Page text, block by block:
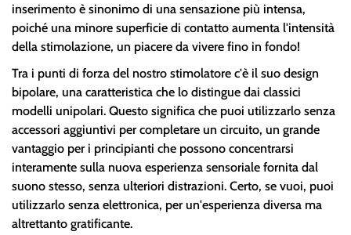
inserimento è sinonimo di una sensazione più intensa,
poiché una minore superficie di contatto aumenta l'intensità
della stimolazione, un piacere da vivere fino in fondo!
Tra i punti di forza del nostro stimolatore c'è il suo design
bipolare, una caratteristica che lo distingue dai classici
modelli unipolari. Questo significa che puoi utilizzarlo senza
accessori aggiuntivi per completare un circuito, un grande
vantaggio per i principianti che possono concentrarsi
interamente sulla nuova esperienza sensoriale fornita dal
suono stesso, senza ulteriori distrazioni. Certo, se vuoi, puoi
utilizzarlo senza elettronica, per un'esperienza diversa ma
altrettanto gratificante.